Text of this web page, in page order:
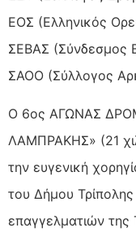
ΕΟΣ (Ελληνικός
ΣΕΒΑΣ (Σύνδεσμος
ΣΑΟΟ (Σύλλογος
Ο 6ος ΑΓΩΝΑΣ
ΛΑΜΠΡΑΚΗΣ» (21
την ευγενική
του Δήμου
επαγγελματιών της